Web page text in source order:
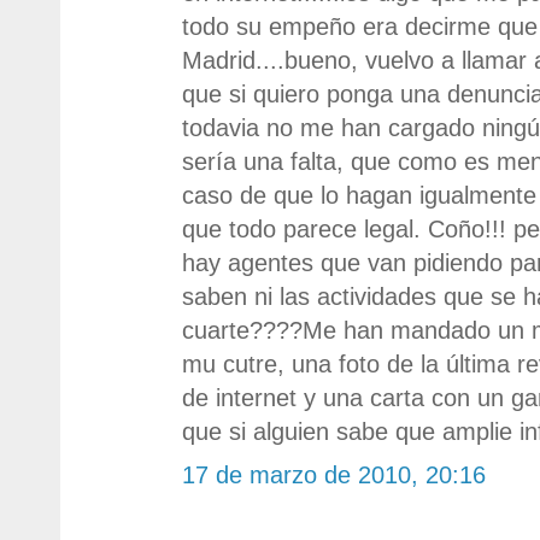
todo su empeño era decirme
Madrid....bueno, vuelvo a llamar
que si quiero ponga una
todavia no me han cargado
sería una falta, que como es
caso de que lo hagan
que todo parece legal. Coño!!!
hay agentes que van pidiendo
saben ni las actividades que se
cuarte????Me han mandado un
mu cutre, una foto de la última
de internet y una carta con un
que si alguien sabe que amplie
17 de marzo de 2010, 20:16